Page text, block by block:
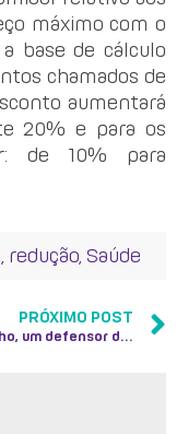
máximo com o
base de cálculo
chamados de
aumentará
20% e para os
de 10% para
redução Saúde
PRÓXIMO POST
Afonsinho, um defensor da democracia